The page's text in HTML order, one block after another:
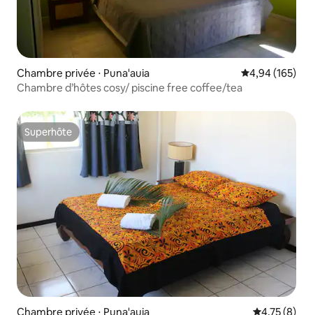
Chambre privée ⋅ Puna'auia Évaluation
4,94 (165)
Chambre d’hôtes cosy/ piscine free coffee/tea
Superhôte
Superhôte
Chambre privée ⋅ Puna'auia Évaluation
4,75 (8)